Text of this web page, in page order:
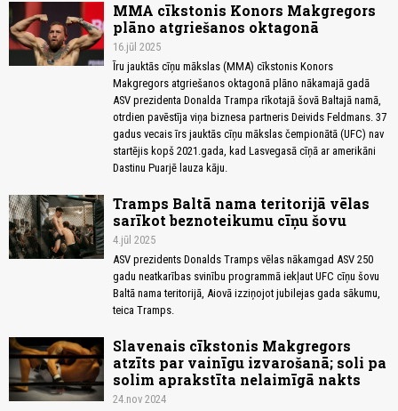
MMA cīkstonis Konors Makgregors
plāno atgriešanos oktagonā
16.jūl 2025
Īru jauktās cīņu mākslas (MMA) cīkstonis Konors
Makgregors atgriešanos oktagonā plāno nākamajā gadā
ASV prezidenta Donalda Trampa rīkotajā šovā Baltajā namā,
otrdien pavēstīja viņa biznesa partneris Deivids Feldmans. 37
gadus vecais īrs jauktās cīņu mākslas čempionātā (UFC) nav
startējis kopš 2021.gada, kad Lasvegasā cīņā ar amerikāni
Dastinu Puarjē lauza kāju.
Tramps Baltā nama teritorijā vēlas
sarīkot beznoteikumu cīņu šovu
4.jūl 2025
ASV prezidents Donalds Tramps vēlas nākamgad ASV 250
gadu neatkarības svinību programmā iekļaut UFC cīņu šovu
Baltā nama teritorijā, Aiovā izziņojot jubilejas gada sākumu,
teica Tramps.
Slavenais cīkstonis Makgregors
atzīts par vainīgu izvarošanā; soli pa
solim aprakstīta nelaimīgā nakts
24.nov 2024